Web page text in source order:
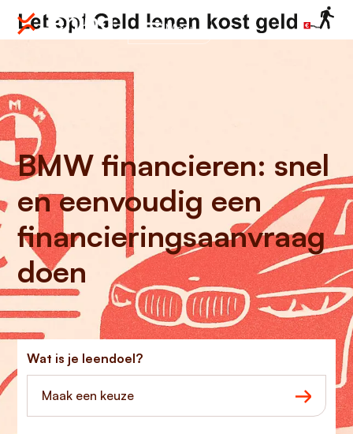
Menu
BMW financieren: snel
en eenvoudig een
financieringsaanvraag
doen
Wat is je leendoel?
Maak een keuze